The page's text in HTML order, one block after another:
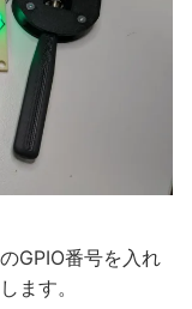
GPIO番号を入れ
ます。